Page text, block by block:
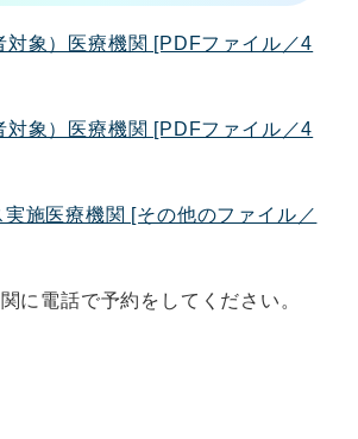
対象）医療機関 [PDFファイル／4
対象）医療機関 [PDFファイル／4
実施医療機関 [その他のファイル／
に電話で予約をしてください。